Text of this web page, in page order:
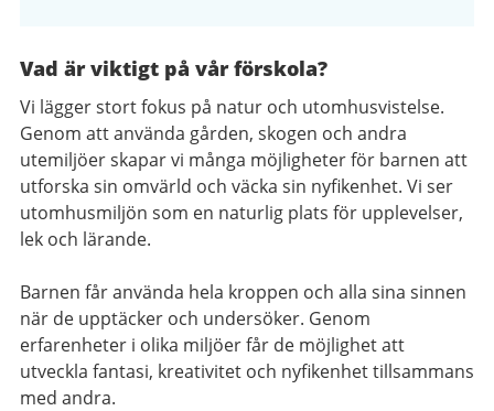
Vad är viktigt på vår förskola?
Vi lägger stort fokus på natur och utomhusvistelse.
Genom att använda gården, skogen och andra
utemiljöer skapar vi många möjligheter för barnen att
utforska sin omvärld och väcka sin nyfikenhet. Vi ser
utomhusmiljön som en naturlig plats för upplevelser,
lek och lärande.
Barnen får använda hela kroppen och alla sina sinnen
när de upptäcker och undersöker. Genom
erfarenheter i olika miljöer får de möjlighet att
utveckla fantasi, kreativitet och nyfikenhet tillsammans
med andra.